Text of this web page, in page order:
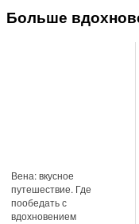
Больше
Вена: вкусное
путешествие. Где
пообедать с
вдохновением